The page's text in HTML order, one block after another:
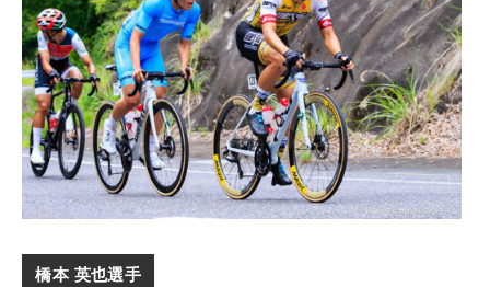
橋本 英也選手